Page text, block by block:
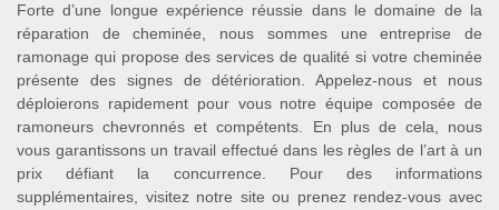
Forte d’une longue expérience réussie dans le domaine de la
réparation de cheminée, nous sommes une entreprise de
ramonage qui propose des services de qualité si votre cheminée
présente des signes de détérioration. Appelez-nous et nous
déploierons rapidement pour vous notre équipe composée de
ramoneurs chevronnés et compétents. En plus de cela, nous
vous garantissons un travail effectué dans les règles de l’art à un
prix défiant la concurrence. Pour des informations
supplémentaires, visitez notre site ou prenez rendez-vous avec